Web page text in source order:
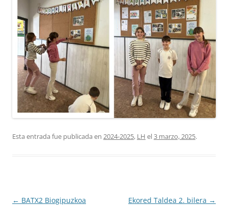
Esta entrada fue publicada en 2024-2025, LH el3 marzo, 2025.
Navegación
← BATX2 Biogipuzkoa Ekored Taldea 2. bilera →